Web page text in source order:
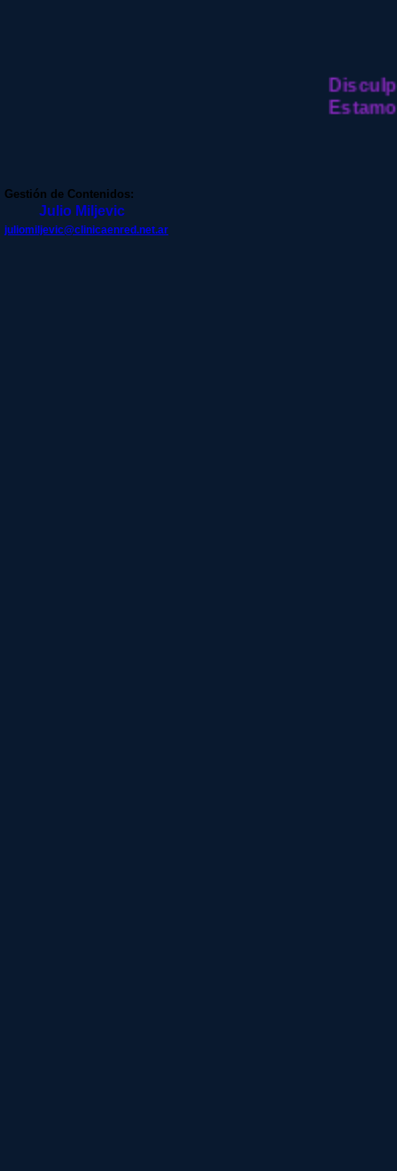
Gestión de Contenidos:
Julio Miljevic
juliomiljevic@clinicaenred.net.ar